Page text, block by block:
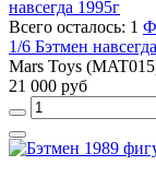
Всего осталось: 1
1/6 Бэтмен
Mars Toys
21 000 руб